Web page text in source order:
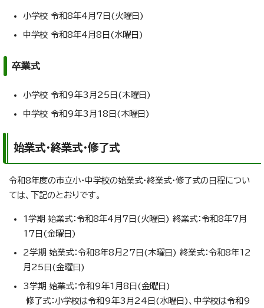
小学校 令和8年4月7日(火曜日)
中学校 令和8年4月8日(水曜日)
卒業式
小学校 令和9年3月25日(木曜日)
中学校 令和9年3月18日(木曜日)
始業式・終業式・修了式
令和8年度の市立小・中学校の始業式・終業式・修了式の日程につい
ては、下記のとおりです。
1学期 始業式：令和8年4月7日(火曜日) 終業式：令和8年7月
17日(金曜日)
2学期 始業式：令和8年8月27日(木曜日) 終業式：令和8年12
月25日(金曜日)
3学期 始業式：令和9年1月8日(金曜日)
修了式：小学校は令和9年3月24日(水曜日)、中学校は令和9